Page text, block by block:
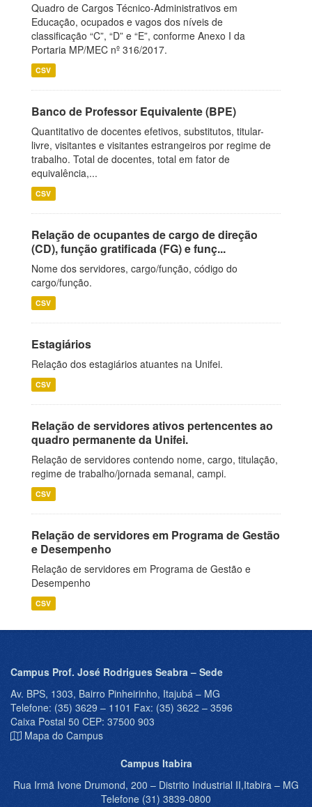
Quadro de Cargos Técnico-Administrativos em
Educação, ocupados e vagos dos níveis de
classificação “C”, “D” e “E”, conforme Anexo I da
Portaria MP/MEC nº 316/2017.
CSV
Banco de Professor Equivalente (BPE)
Quantitativo de docentes efetivos, substitutos, titular-
livre, visitantes e visitantes estrangeiros por regime de
trabalho. Total de docentes, total em fator de
equivalência,...
CSV
Relação de ocupantes de cargo de direção
(CD), função gratificada (FG) e funç...
Nome dos servidores, cargo/função, código do
cargo/função.
CSV
Estagiários
Relação dos estagiários atuantes na Unifei.
CSV
Relação de servidores ativos pertencentes ao
quadro permanente da Unifei.
Relação de servidores contendo nome, cargo, titulação,
regime de trabalho/jornada semanal, campi.
CSV
Relação de servidores em Programa de Gestão
e Desempenho
Relação de servidores em Programa de Gestão e
Desempenho
CSV
Campus Prof. José Rodrigues Seabra – Sede
Av. BPS, 1303, Bairro Pinheirinho, Itajubá – MG
Telefone: (35) 3629 – 1101 Fax: (35) 3622 – 3596
Caixa Postal 50 CEP: 37500 903
Mapa do Campus
Campus Itabira
Rua Irmã Ivone Drumond, 200 – Distrito Industrial II,Itabira – MG
Telefone (31) 3839-0800